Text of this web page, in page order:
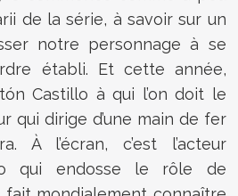
de la série, à savoir sur un
notre personnage à se
établi. Et cette année,
Castillo à qui l’on doit le
qui dirige d’une main de fer
À l’écran, c’est l’acteur
qui endosse le rôle de